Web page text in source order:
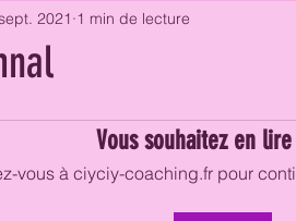
2021 1 min de lecture
Vous souhaitez en
vous à ciyciy-coaching.fr pour